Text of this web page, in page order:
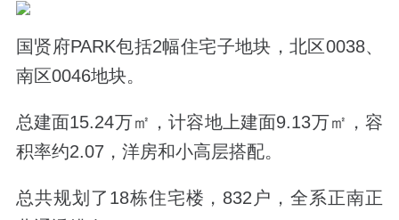
国贤府PARK包括2幅住宅子地块，北区0038、
南区0046地块。
总建面15.24万㎡，计容地上建面9.13万㎡，容
积率约2.07，洋房和小高层搭配。
总共规划了18栋住宅楼，832户，全系正南正